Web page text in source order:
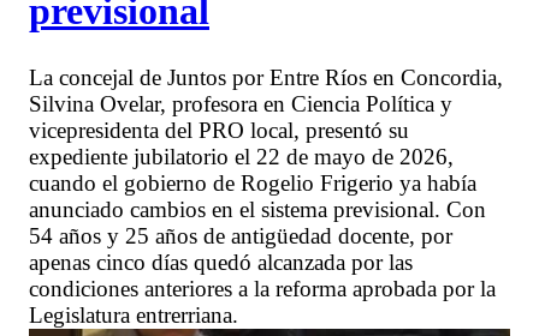
previsional
La concejal de Juntos por Entre Ríos en Concordia,
Silvina Ovelar, profesora en Ciencia Política y
vicepresidenta del PRO local, presentó su
expediente jubilatorio el 22 de mayo de 2026,
cuando el gobierno de Rogelio Frigerio ya había
anunciado cambios en el sistema previsional. Con
54 años y 25 años de antigüedad docente, por
apenas cinco días quedó alcanzada por las
condiciones anteriores a la reforma aprobada por la
Legislatura entrerriana.